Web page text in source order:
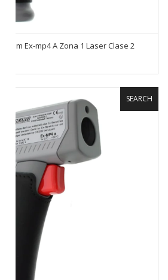
Ecom Ex-mp4 A Zona 1 Laser Clase 2
SEARCH